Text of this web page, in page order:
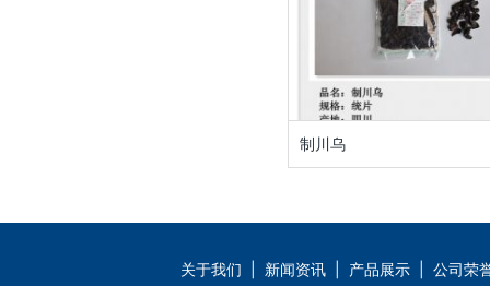
制川乌
关于我们 新闻资讯 产品展示
公司荣